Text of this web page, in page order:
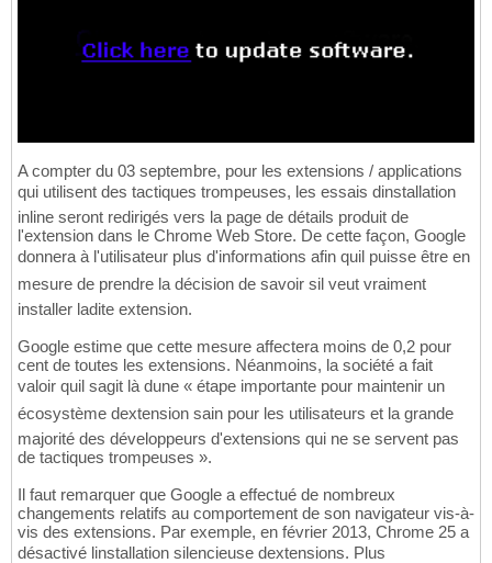
A compter du 03 septembre, pour les extensions / applications
qui utilisent des tactiques trompeuses, les essais dinstallation
inline seront redirigés vers la page de détails produit de
l'extension dans le Chrome Web Store. De cette façon, Google
donnera à l'utilisateur plus d'informations afin quil puisse être en
mesure de prendre la décision de savoir sil veut vraiment
installer ladite extension.
Google estime que cette mesure affectera moins de 0,2 pour
cent de toutes les extensions. Néanmoins, la société a fait
valoir quil sagit là dune « étape importante pour maintenir un
écosystème dextension sain pour les utilisateurs et la grande
majorité des développeurs d'extensions qui ne se servent pas
de tactiques trompeuses ».
Il faut remarquer que Google a effectué de nombreux
changements relatifs au comportement de son navigateur vis-à-
vis des extensions. Par exemple, en février 2013, Chrome 25 a
désactivé linstallation silencieuse dextensions. Plus